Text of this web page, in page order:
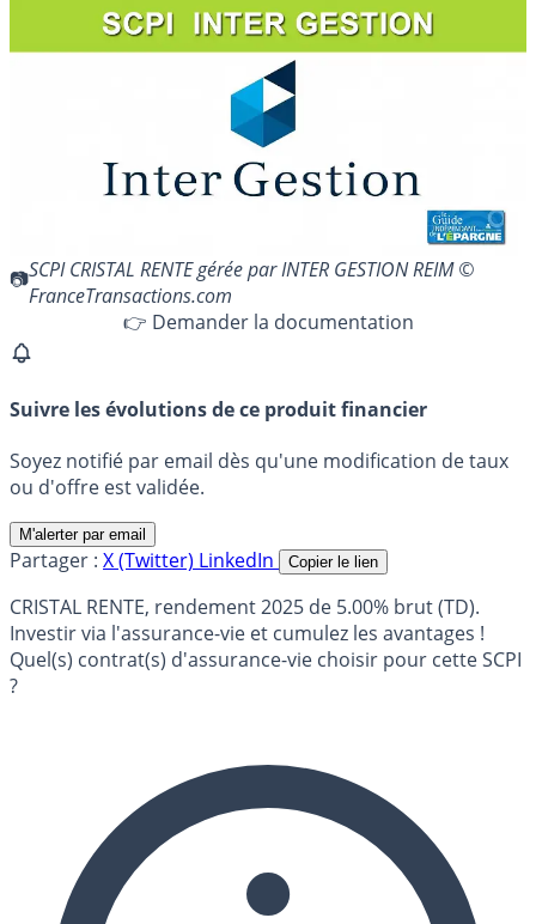
SCPI CRISTAL RENTE gérée par INTER GESTION REIM ©
FranceTransactions.com
👉 Demander la documentation
Suivre les évolutions de ce produit financier
Soyez notifié par email dès qu'une modification de taux
ou d'offre est validée.
M'alerter par email
Partager : X (Twitter) LinkedIn Copier le lien
CRISTAL RENTE, rendement 2025 de 5.00% brut (TD).
Investir via l'assurance-vie et cumulez les avantages !
Quel(s) contrat(s) d'assurance-vie choisir pour cette SCPI
?